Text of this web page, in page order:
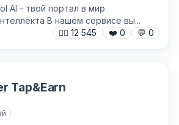
AI - твой портал в мир
В нашем сервисе вы...
🙍‍♂️ 12 545 ❤️ 0 💬 0
Tap&Earn